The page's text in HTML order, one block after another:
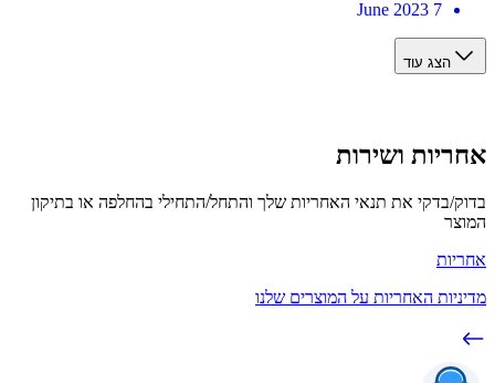
הצג עוד
ושירות
בדקי את תנאי האחריות שלך והתחל/התחילי בהחלפה או בתיקון
האחריות על המוצרים שלנו